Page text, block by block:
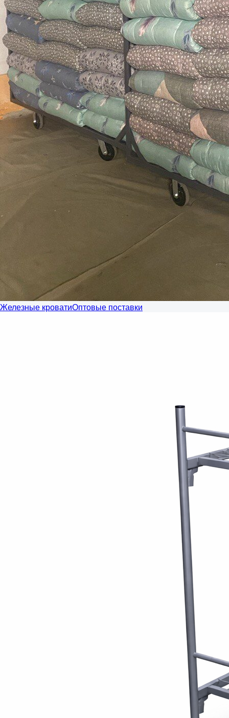
Железные кроватиОптовые поставки